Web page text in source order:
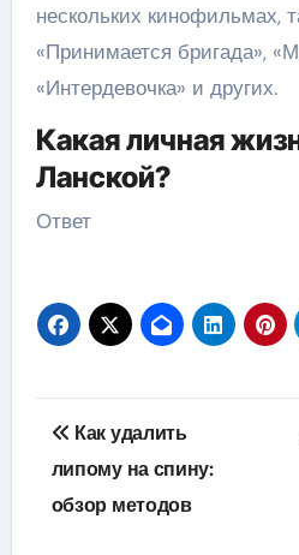
нескольких кинофильмах,
«Принимается бригада»,
«Интердевочка» и других.
Какая личная
Ланской?
Ответ
Навигация
по
записям
Как удалить
липому на спину:
обзор методов